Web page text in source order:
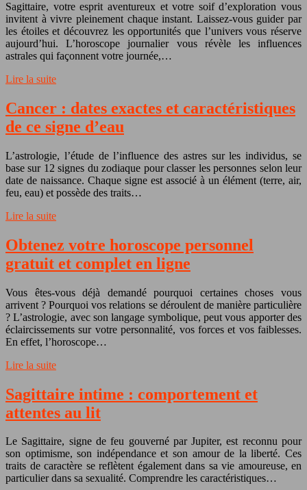
Sagittaire, votre esprit aventureux et votre soif d’exploration vous
invitent à vivre pleinement chaque instant. Laissez-vous guider par
les étoiles et découvrez les opportunités que l’univers vous réserve
aujourd’hui. L’horoscope journalier vous révèle les influences
astrales qui façonnent votre journée,…
Lire la suite
Cancer : dates exactes et caractéristiques
de ce signe d’eau
L’astrologie, l’étude de l’influence des astres sur les individus, se
base sur 12 signes du zodiaque pour classer les personnes selon leur
date de naissance. Chaque signe est associé à un élément (terre, air,
feu, eau) et possède des traits…
Lire la suite
Obtenez votre horoscope personnel
gratuit et complet en ligne
Vous êtes-vous déjà demandé pourquoi certaines choses vous
arrivent ? Pourquoi vos relations se déroulent de manière particulière
? L’astrologie, avec son langage symbolique, peut vous apporter des
éclaircissements sur votre personnalité, vos forces et vos faiblesses.
En effet, l’horoscope…
Lire la suite
Sagittaire intime : comportement et
attentes au lit
Le Sagittaire, signe de feu gouverné par Jupiter, est reconnu pour
son optimisme, son indépendance et son amour de la liberté. Ces
traits de caractère se reflètent également dans sa vie amoureuse, en
particulier dans sa sexualité. Comprendre les caractéristiques…